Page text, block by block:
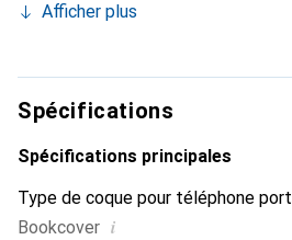
et essentiel de votre smartphone.
marque Noreve est un choix sûr
exigeante.
Afficher plus
Spécifications
Spécifications principales
Type de coque pour téléphone
Bookcover i